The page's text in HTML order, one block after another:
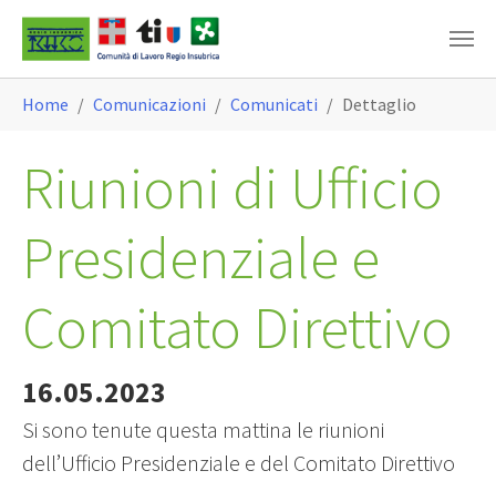
Skip to main content
Home Comunicazioni Comunicati Dettaglio
Riunioni di Ufficio
Presidenziale e
Comitato Direttivo
16.05.2023
Si sono tenute questa mattina le riunioni
dell’Ufficio Presidenziale e del Comitato Direttivo